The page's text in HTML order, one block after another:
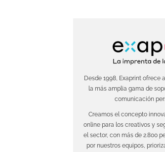
Desde 1998, Exaprint ofrece
la más amplia gama de
comunicación
Creamos el concepto
online para los creativos y
el sector, con más de 2.800
por nuestros equipos,